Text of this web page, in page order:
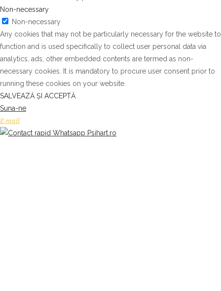
Non-necessary
Non-necessary
Any cookies that may not be particularly necessary for the website to
function and is used specifically to collect user personal data via
analytics, ads, other embedded contents are termed as non-
necessary cookies. It is mandatory to procure user consent prior to
running these cookies on your website.
SALVEAZĂ ȘI ACCEPTĂ
Suna-ne
E-mail